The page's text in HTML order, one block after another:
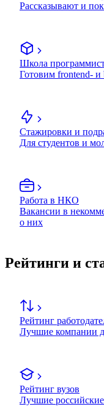
Рассказывают и
Школа
Готовим frontend- и
Стажировки и
Для студентов и
Работа в НКО
Вакансии в
о них
Рейтинги и
Рейтинг
Лучшие компании
Рейтинг вузов
Лучшие